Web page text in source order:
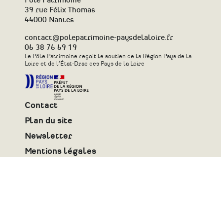
39 rue Félix Thomas
44000 Nantes
contact@polepatrimoine-paysdelaloire.fr
06 38 76 69 19
Le Pôle Patrimoine reçoit le soutien de la Région Pays de la
Loire et de l’État-Drac des Pays de la Loire
Contact
Plan du site
Newsletter
Mentions légales